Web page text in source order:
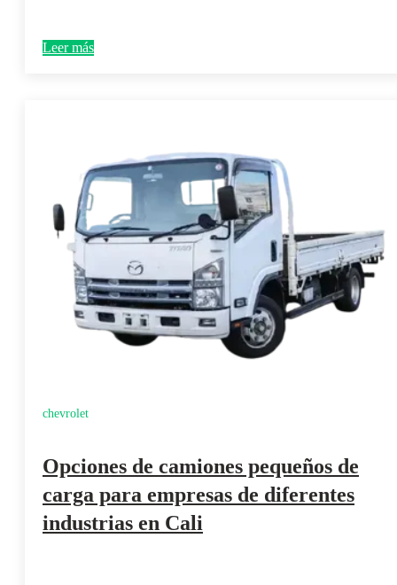
Leer más
chevrolet
Opciones de camiones pequeños de
carga para empresas de diferentes
industrias en Cali